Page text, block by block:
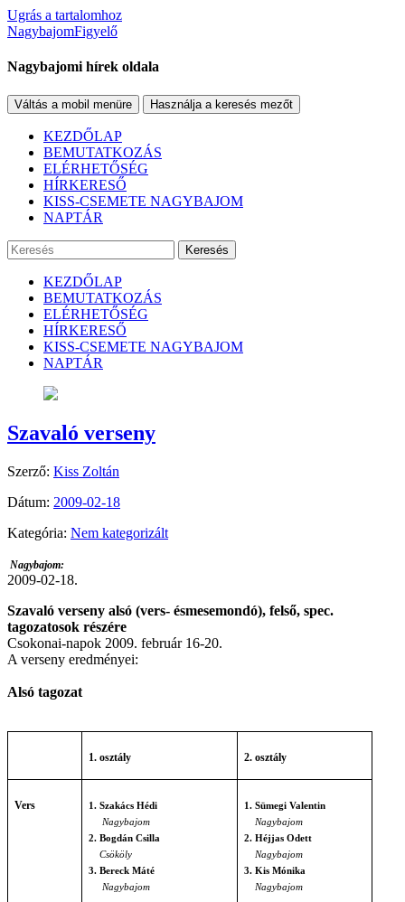
Ugrás a tartalomhoz
NagybajomFigyelő
Nagybajomi hírek oldala
Váltás a mobil menüre Használja a keresés mezőt
KEZDŐLAP
BEMUTATKOZÁS
ELÉRHETŐSÉG
HÍRKERESŐ
KISS-CSEMETE NAGYBAJOM
NAPTÁR
Keresés
KEZDŐLAP
BEMUTATKOZÁS
ELÉRHETŐSÉG
HÍRKERESŐ
KISS-CSEMETE NAGYBAJOM
NAPTÁR
Szavaló verseny
Szerző: Kiss Zoltán
Dátum: 2009-02-18
Kategória: Nem kategorizált
Nagybajom:
2009-02-18.
Szavaló verseny alsó (vers- ésmesemondó), felső, spec.
tagozatosok részére
Csokonai-napok 2009. február 16-20.
A verseny eredményei:
Alsó tagozat
1. osztály 2. osztály
Vers
1. Szakács Hédi
Nagybajom
2. Bogdán Csilla
Csököly
3. Bereck Máté
Nagybajom
1. Sümegi Valentin
Nagybajom
2. Héjjas Odett
Nagybajom
3. Kis Mónika
Nagybajom